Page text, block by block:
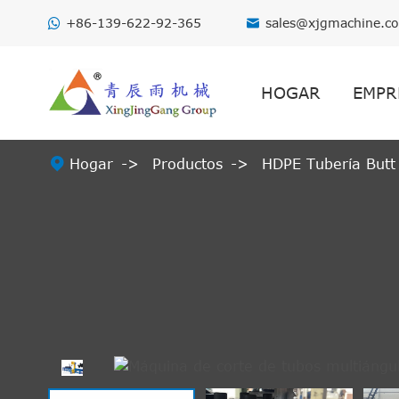
+86-139-622-92-365 
HOGAR
 Hogar Productos HDPE Tubería